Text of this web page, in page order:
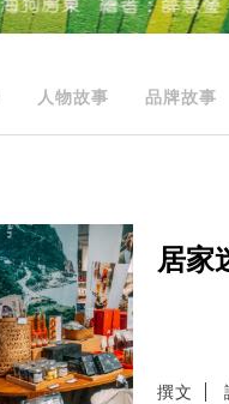
人物故事 品牌故事
居家
撰文